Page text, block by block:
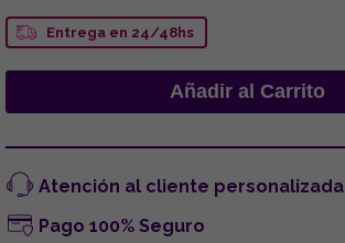
Entrega en 24/48hs
Atención al cliente personalizada
Pago 100% Seguro